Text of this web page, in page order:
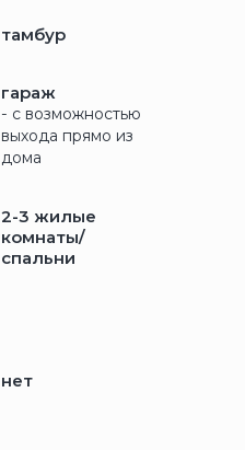
тамбур
гараж
- с возможностью
выхода прямо из
дома
2-3 жилые
комнаты/
спальни
нет